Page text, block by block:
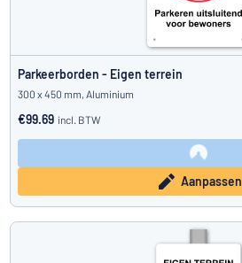
Parkeerborden - Eigen terrein
300 x 450 mm, Aluminium
€99.69 incl. BTW
Aanpassen